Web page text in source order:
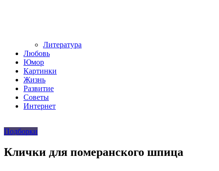
Литература
Любовь
Юмор
Картинки
Жизнь
Развитие
Советы
Интернет
Подборки
Клички для померанского шпица